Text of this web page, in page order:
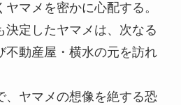
マメを密かに心配する。
決定したヤマメは、次なる
不動産屋・横水の元を訪れ
、ヤマメの想像を絶する恐